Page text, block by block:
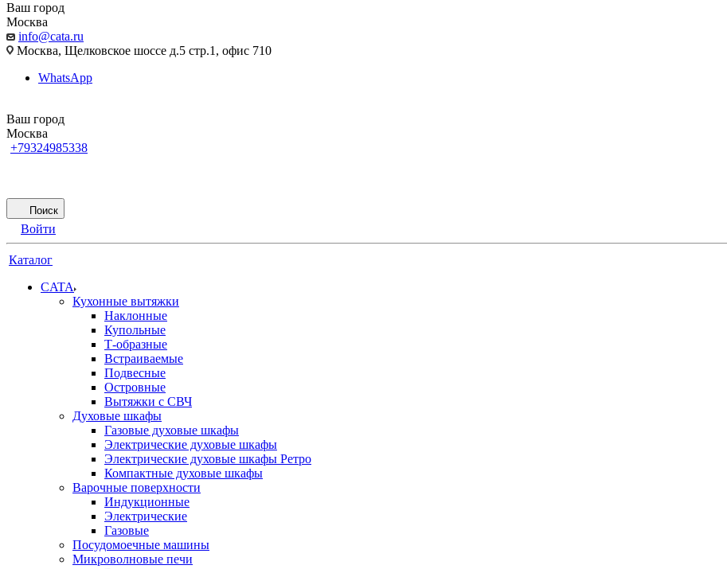
Ваш город
Москва
info@cata.ru
Москва, Щелковское шоссе д.5 стр.1, офис 710
WhatsApp
Ваш город
Москва
+79324985338
Поиск
Войти
Каталог
CATA
Кухонные вытяжки
Наклонные
Купольные
Т-образные
Встраиваемые
Подвесные
Островные
Вытяжки с СВЧ
Духовые шкафы
Газовые духовые шкафы
Электрические духовые шкафы
Электрические духовые шкафы Ретро
Компактные духовые шкафы
Варочные поверхности
Индукционные
Электрические
Газовые
Посудомоечные машины
Микроволновые печи